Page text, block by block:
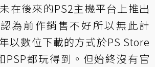
在後來的PS2主機平台上推出
為前作銷售不好所以無此計
以數位下載的方式於PS Store
PSP都玩得到。但始終沒有官